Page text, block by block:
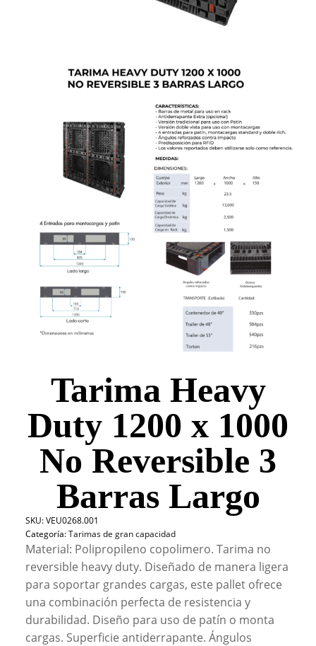
Tarima Heavy
Duty 1200 x 1000
No Reversible 3
Barras Largo
SKU:VEU0268.001
Categoría:Tarimas de gran capacidad
Material: Polipropileno copolimero. Tarima no
reversible heavy duty. Diseñado de manera ligera
para soportar grandes cargas, este pallet ofrece
una combinación perfecta de resistencia y
durabilidad. Diseño para uso de patín o monta
cargas. Superficie antiderrapante. Ángulos